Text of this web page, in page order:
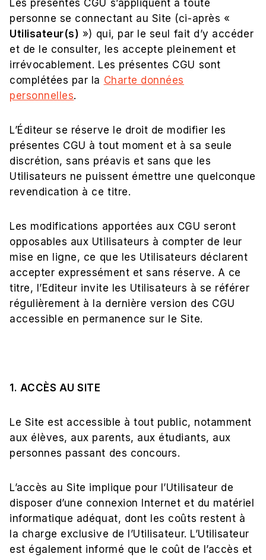
Les présentes CGU s’appliquent à toute
personne se connectant au Site (ci-après «
Utilisateur(s) ») qui, par le seul fait d’y accéder
et de le consulter, les accepte pleinement et
irrévocablement. Les présentes CGU sont
complétées par la Charte données
personnelles.
L’Éditeur se réserve le droit de modifier les
présentes CGU à tout moment et à sa seule
discrétion, sans préavis et sans que les
Utilisateurs ne puissent émettre une quelconque
revendication à ce titre.
Les modifications apportées aux CGU seront
opposables aux Utilisateurs à compter de leur
mise en ligne, ce que les Utilisateurs déclarent
accepter expressément et sans réserve. A ce
titre, l’Editeur invite les Utilisateurs à se référer
régulièrement à la dernière version des CGU
accessible en permanence sur le Site.
1. ACCÈS AU SITE
Le Site est accessible à tout public, notamment
aux élèves, aux parents, aux étudiants, aux
personnes passant des concours.
L’accès au Site implique pour l’Utilisateur de
disposer d’une connexion Internet et du matériel
informatique adéquat, dont les coûts restent à
la charge exclusive de l’Utilisateur. L’Utilisateur
est également informé que le coût de l’accès et